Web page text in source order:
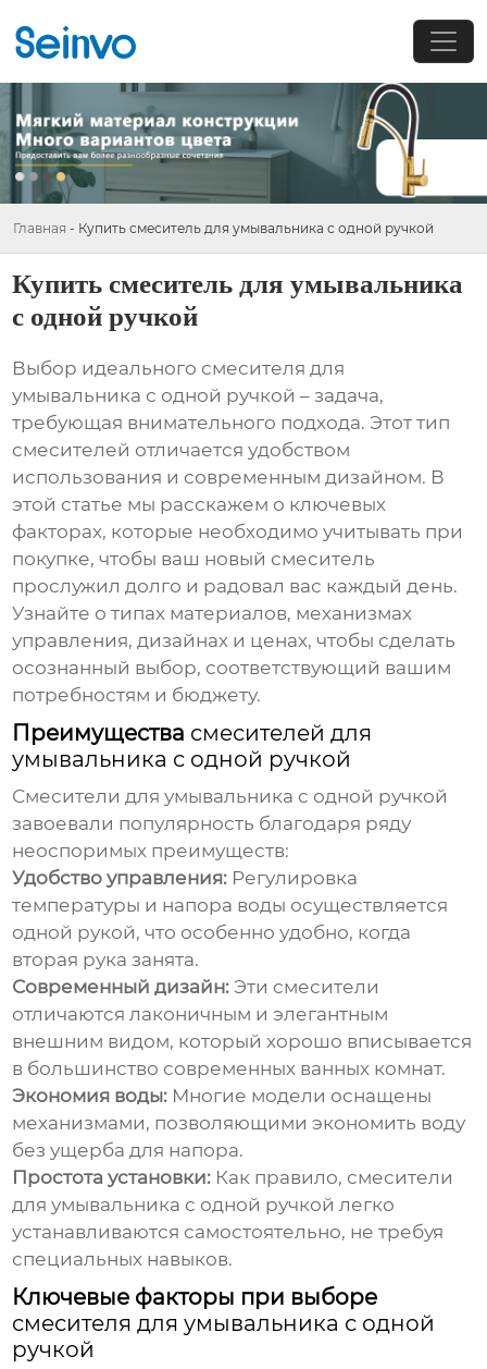
Главная - Купить смеситель для умывальника с одной ручкой
Купить смеситель для умывальника
с одной ручкой
Выбор идеального смесителя для
умывальника с одной ручкой – задача,
требующая внимательного подхода. Этот тип
смесителей отличается удобством
использования и современным дизайном. В
этой статье мы расскажем о ключевых
факторах, которые необходимо учитывать при
покупке, чтобы ваш новый смеситель
прослужил долго и радовал вас каждый день.
Узнайте о типах материалов, механизмах
управления, дизайнах и ценах, чтобы сделать
осознанный выбор, соответствующий вашим
потребностям и бюджету.
Преимущества смесителей для
умывальника с одной ручкой
Смесители для умывальника с одной ручкой
завоевали популярность благодаря ряду
неоспоримых преимуществ:
Удобство управления: Регулировка
температуры и напора воды осуществляется
одной рукой, что особенно удобно, когда
вторая рука занята.
Современный дизайн: Эти смесители
отличаются лаконичным и элегантным
внешним видом, который хорошо вписывается
в большинство современных ванных комнат.
Экономия воды: Многие модели оснащены
механизмами, позволяющими экономить воду
без ущерба для напора.
Простота установки: Как правило, смесители
для умывальника с одной ручкой легко
устанавливаются самостоятельно, не требуя
специальных навыков.
Ключевые факторы при выборе
смесителя для умывальника с одной
ручкой